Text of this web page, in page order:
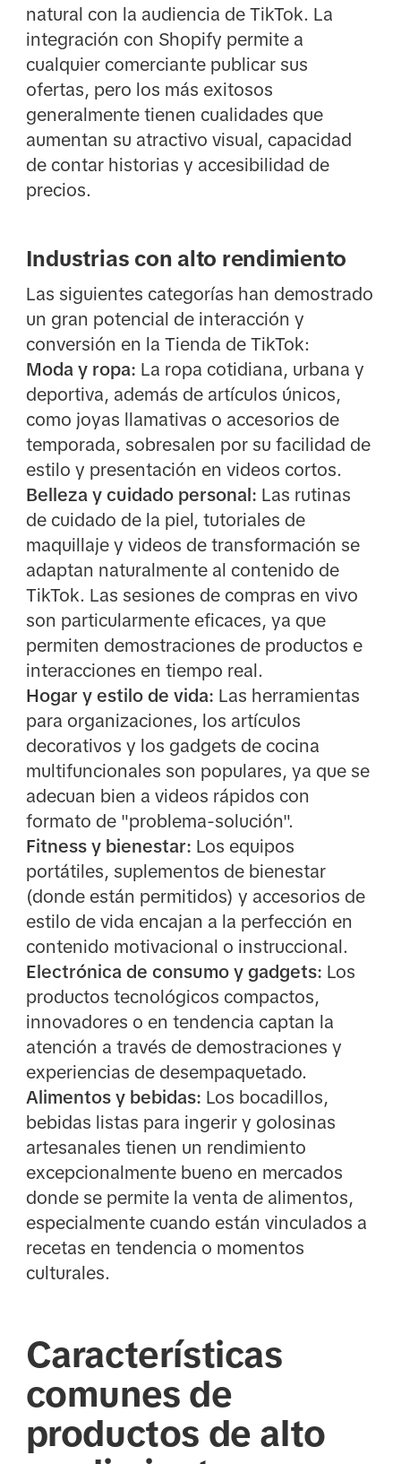
natural con la audiencia de TikTok. La
integración con Shopify permite a
cualquier comerciante publicar sus
ofertas, pero los más exitosos
generalmente tienen cualidades que
aumentan su atractivo visual, capacidad
de contar historias y accesibilidad de
precios.
Industrias con alto rendimiento
Las siguientes categorías han demostrado
un gran potencial de interacción y
conversión en la Tienda de TikTok:
Moda y ropa: La ropa cotidiana, urbana y
deportiva, además de artículos únicos,
como joyas llamativas o accesorios de
temporada, sobresalen por su facilidad de
estilo y presentación en videos cortos.
Belleza y cuidado personal: Las rutinas
de cuidado de la piel, tutoriales de
maquillaje y videos de transformación se
adaptan naturalmente al contenido de
TikTok. Las sesiones de compras en vivo
son particularmente eficaces, ya que
permiten demostraciones de productos e
interacciones en tiempo real.
Hogar y estilo de vida: Las herramientas
para organizaciones, los artículos
decorativos y los gadgets de cocina
multifuncionales son populares, ya que se
adecuan bien a videos rápidos con
formato de "problema-solución".
Fitness y bienestar: Los equipos
portátiles, suplementos de bienestar
(donde están permitidos) y accesorios de
estilo de vida encajan a la perfección en
contenido motivacional o instruccional.
Electrónica de consumo y gadgets: Los
productos tecnológicos compactos,
innovadores o en tendencia captan la
atención a través de demostraciones y
experiencias de desempaquetado.
Alimentos y bebidas: Los bocadillos,
bebidas listas para ingerir y golosinas
artesanales tienen un rendimiento
excepcionalmente bueno en mercados
donde se permite la venta de alimentos,
especialmente cuando están vinculados a
recetas en tendencia o momentos
culturales.
Características
comunes de
productos de alto